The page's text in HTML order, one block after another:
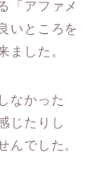
「アファメ
いところを
ました。
なかった
じたりし
んでした。